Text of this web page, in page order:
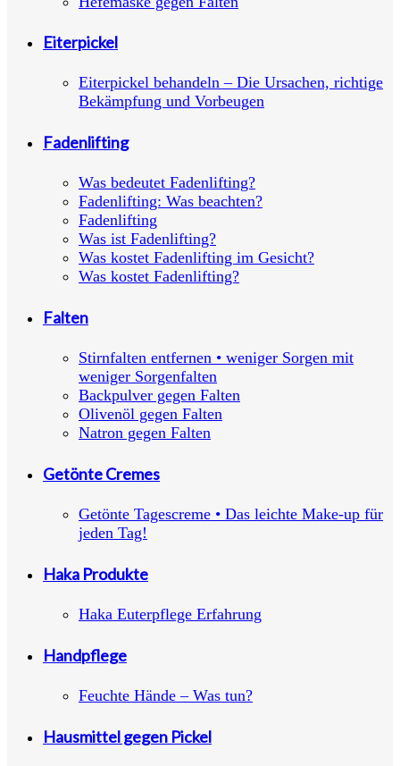
Eiterpickel
Eiterpickel behandeln – Die Ursachen, richtige
Bekämpfung und Vorbeugen
Fadenlifting
Was bedeutet Fadenlifting?
Fadenlifting: Was beachten?
Fadenlifting
Was ist Fadenlifting?
Was kostet Fadenlifting im Gesicht?
Was kostet Fadenlifting?
Falten
Stirnfalten entfernen • weniger Sorgen mit
weniger Sorgenfalten
Backpulver gegen Falten
Olivenöl gegen Falten
Natron gegen Falten
Getönte Cremes
Getönte Tagescreme • Das leichte Make-up für
jeden Tag!
Haka Produkte
Haka Euterpflege Erfahrung
Handpflege
Feuchte Hände – Was tun?
Hausmittel gegen Pickel